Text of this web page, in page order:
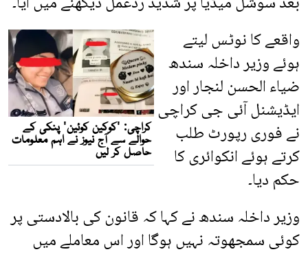
واقعے کا نوٹس لیتے
ہوئے وزیر داخلہ سندھ
ضیاء الحسن لنجار اور
ایڈیشنل آئی جی کراچی
نے فوری رپورٹ طلب
کرتے ہوئے انکوائری کا
حکم دیا۔
وزیر داخلہ سندھ نے کہا کہ قانون کی بالادستی پر
کوئی سمجھوتہ نہیں ہوگا اور اس معاملے میں